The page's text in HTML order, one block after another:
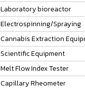
Laboratory bioreactor
Electrospinning/Spraying
Cannabis Extraction
Scientific Equipment
Melt Flow Index Tester
Capillary Rheometer